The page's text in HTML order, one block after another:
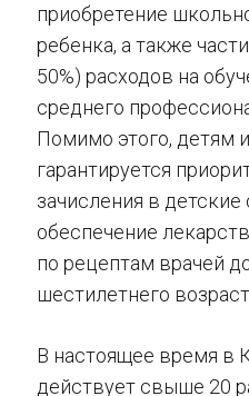
приобретение
ребенка, а также
50%) расходов на
среднего
Помимо этого, детям
гарантируется
зачисления в
обеспечение
по рецептам врачей
шестилетнего
В настоящее время в
действует свыше 20